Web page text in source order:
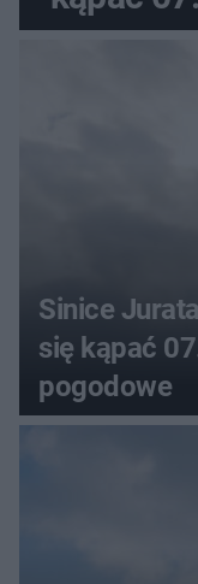
Sinice
się kąpać
pogodowe